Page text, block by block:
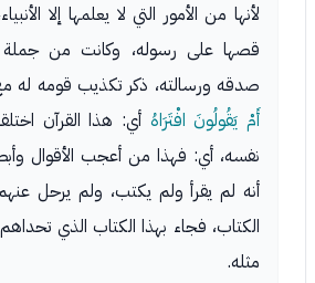
لأنها من الأمور التي لا يعلمها إلا
قصها على رسوله، وكانت من جملة
صدقه ورسالته، ذكر تكذيب قومه له مع
أَمْ يَقُولُونَ افْتَرَاهُ أي: هذا القرآن
نفسه، أي: فهذا من أعجب الأقوال
أنه لم يقرأ ولم يكتب، ولم يرحل
الكتاب، فجاء بهذا الكتاب الذي
مثله.